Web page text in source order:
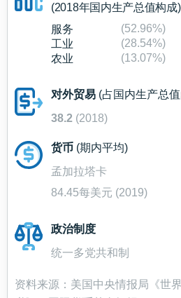
(2018年国内生产总值构成)
服务
(52.96%)
工业
(28.54%)
农业
(13.07%)
对外贸易 (占国内生产总
38.2 (2018)
货币 (期内平均)
孟加拉塔卡
84.45每美元 (2019)
政治制度
统一多党共和制
资料来源：美国中央情报局《世